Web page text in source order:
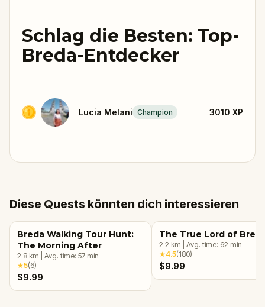
Schlag die Besten: Top-
Breda-Entdecker
Lucia Melani Champion 3010 XP
Diese Quests könnten dich interessieren
Breda Walking Tour Hunt:
The Morning After
2.8 km Avg. time: 57 min
★5(6)
$9.99
The True Lord of
2.2 km Avg. time: 62 min
★4.5(180)
$9.99